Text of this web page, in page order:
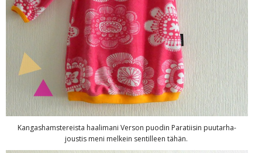
Kangashamstereista haalimani Verson puodin Paratiisin puutarha-
joustis meni melkein sentilleen tähän.